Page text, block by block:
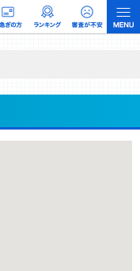
／ユーザーへの口コミ収集な
す。